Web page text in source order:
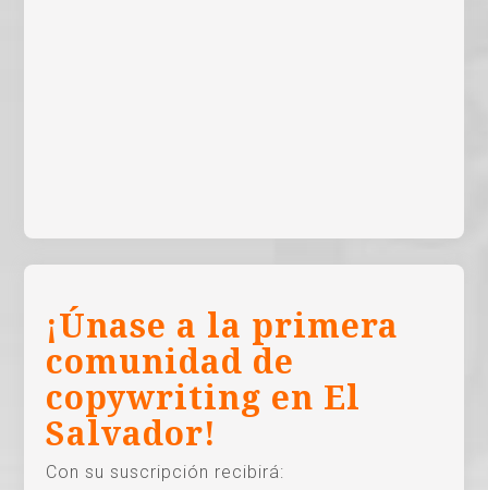
¡Únase a la primera
comunidad de
copywriting en El
Salvador!
Con su suscripción recibirá: